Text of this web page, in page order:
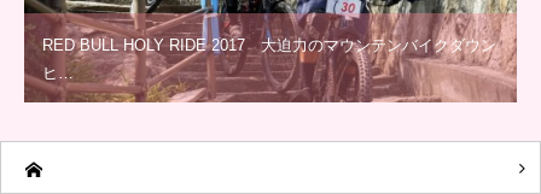
RED BULL HOLY RIDE 2017 大迫力のマウンテンバイクダウン
ヒ…